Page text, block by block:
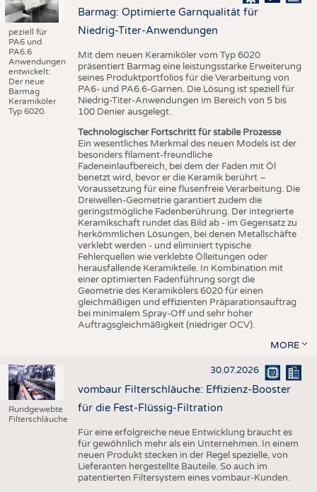
peziell für
PA6 und
PA6.6
Anwendungen
entwickelt:
Der neue
Barmag
Keramiköler
Typ 6020.
Barmag: Optimierte Garnqualität für
Niedrig-Titer-Anwendungen
Mit dem neuen Keramiköler vom Typ 6020
präsentiert Barmag eine leistungsstarke Erweiterung
seines Produktportfolios für die Verarbeitung von
PA6- und PA6.6-Garnen. Die Lösung ist speziell für
Niedrig-Titer-Anwendungen im Bereich von 5 bis
100 Denier ausgelegt.
Technologischer Fortschritt für stabile Prozesse
Ein wesentliches Merkmal des neuen Models ist der
besonders filament-freundliche
Fadeneinlaufbereich, bei dem der Faden mit Öl
benetzt wird, bevor er die Keramik berührt –
Voraussetzung für eine flusenfreie Verarbeitung. Die
Dreiwellen-Geometrie garantiert zudem die
geringstmögliche Fadenberührung. Der integrierte
Keramikschaft rundet das Bild ab - im Gegensatz zu
herkömmlichen Lösungen, bei denen Metallschäfte
verklebt werden - und eliminiert typische
Fehlerquellen wie verklebte Ölleitungen oder
herausfallende Keramikteile. In Kombination mit
einer optimierten Fadenführung sorgt die
Geometrie des Keramikölers 6020 für einen
gleichmäßigen und effizienten Präparationsauftrag
bei minimalem Spray-Off und sehr hoher
Auftragsgleichmäßigkeit (niedriger OCV).
MORE
Rundgewebte
Filterschläuche
30.07.2026
vombaur Filterschläuche: Effizienz-Booster
für die Fest-Flüssig-Filtration
Für eine erfolgreiche neue Entwicklung braucht es
für gewöhnlich mehr als ein Unternehmen. In einem
neuen Produkt stecken in der Regel spezielle, von
Lieferanten hergestellte Bauteile. So auch im
patentierten Filtersystem eines vombaur-Kunden.